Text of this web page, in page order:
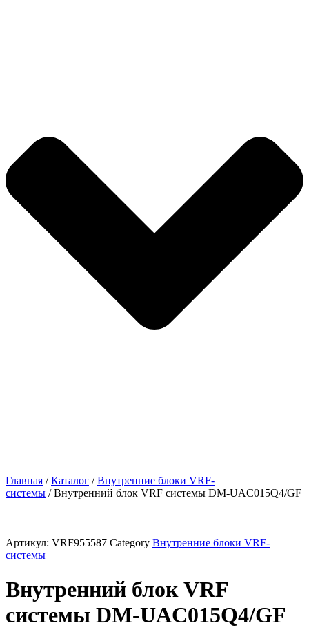
Главная /Каталог /Внутренние блоки VRF-
cистемы / Внутренний блок VRF системы DM-UAC015Q4/GF
Артикул: VRF955587 Category Внутренние блоки VRF-
cистемы
Внутренний блок VRF
системы DM-UAC015Q4/GF